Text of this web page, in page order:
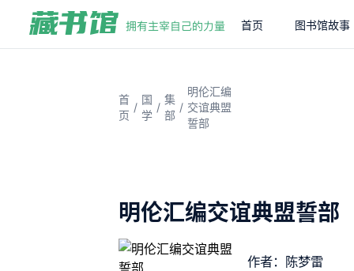
首页 图书馆故事
首
页
/
国
学
/
集
部
/
明伦汇编
交谊典盟
誓部
明伦汇编交谊典盟誓部
作者：陈梦雷